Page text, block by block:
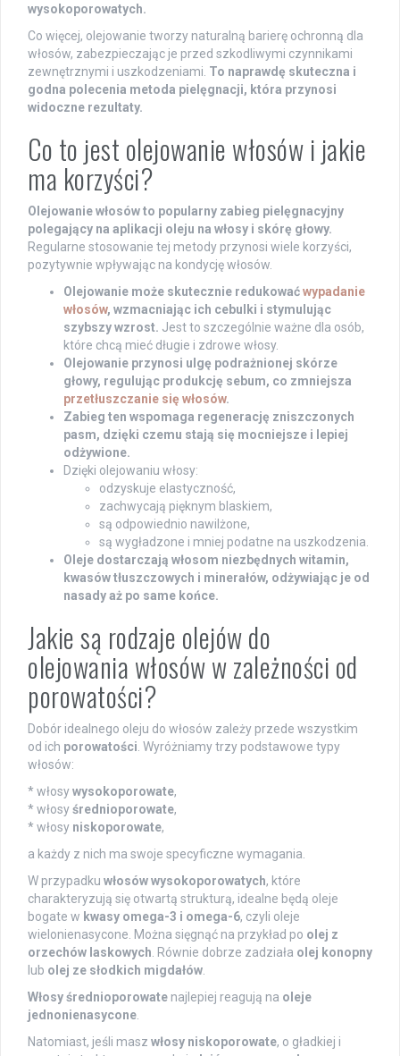
wysokoporowatych.
Co więcej, olejowanie tworzy naturalną barierę ochronną dla
włosów, zabezpieczając je przed szkodliwymi czynnikami
zewnętrznymi i uszkodzeniami. To naprawdę skuteczna i
godna polecenia metoda pielęgnacji, która przynosi
widoczne rezultaty.
Co to jest olejowanie włosów i jakie
ma korzyści?
Olejowanie włosów to popularny zabieg pielęgnacyjny
polegający na aplikacji oleju na włosy i skórę głowy.
Regularne stosowanie tej metody przynosi wiele korzyści,
pozytywnie wpływając na kondycję włosów.
Olejowanie może skutecznie redukowaćwypadanie
włosów, wzmacniając ich cebulki i stymulując
szybszy wzrost. Jest to szczególnie ważne dla osób,
które chcą mieć długie i zdrowe włosy.
Olejowanie przynosi ulgę podrażnionej skórze
głowy, regulując produkcję sebum, co zmniejsza
przetłuszczanie się włosów.
Zabieg ten wspomaga regenerację zniszczonych
pasm, dzięki czemu stają się mocniejsze i lepiej
odżywione.
Dzięki olejowaniu włosy:
odzyskuje elastyczność,
zachwycają pięknym blaskiem,
są odpowiednio nawilżone,
są wygładzone i mniej podatne na uszkodzenia.
Oleje dostarczają włosom niezbędnych witamin,
kwasów tłuszczowych i minerałów, odżywiając je od
nasady aż po same końce.
Jakie są rodzaje olejów do
olejowania włosów w zależności od
porowatości?
Dobór idealnego oleju do włosów zależy przede wszystkim
od ich porowatości . Wyróżniamy trzy podstawowe typy
włosów:
* włosywysokoporowate,
* włosyśrednioporowate,
* włosy niskoporowate,
a każdy z nich ma swoje specyficzne wymagania.
W przypadku włosów wysokoporowatych, które
charakteryzują się otwartą strukturą, idealne będą oleje
bogate w kwasy omega-3 i omega-6, czyli oleje
wielonienasycone. Można sięgnąć na przykład po olej z
orzechów laskowych . Równie dobrze zadziała olej konopny
lub olej ze słodkich migdałów
Włosy średnioporowate najlepiej reagują na oleje
jednonienasycone
Natomiast, jeśli masz włosy niskoporowate, o gładkiej i